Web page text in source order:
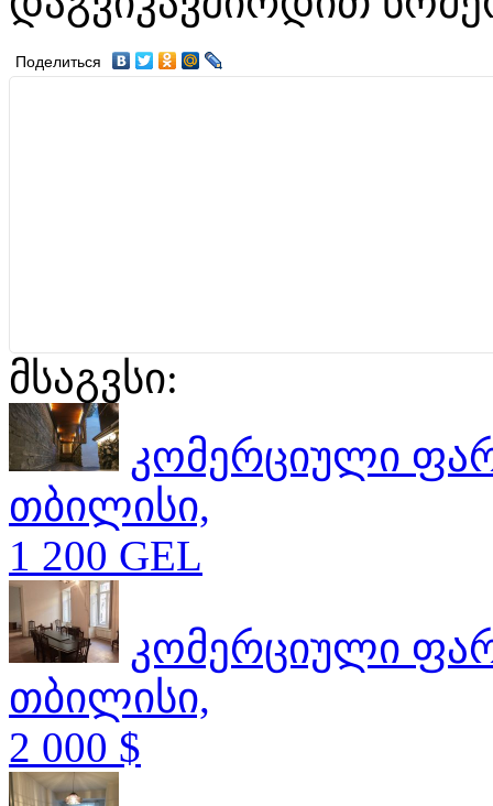
Поделиться
მსაგვსი:
კომერციული
თბილისი,
1 200 GEL
კომერციული
თბილისი,
2 000 $